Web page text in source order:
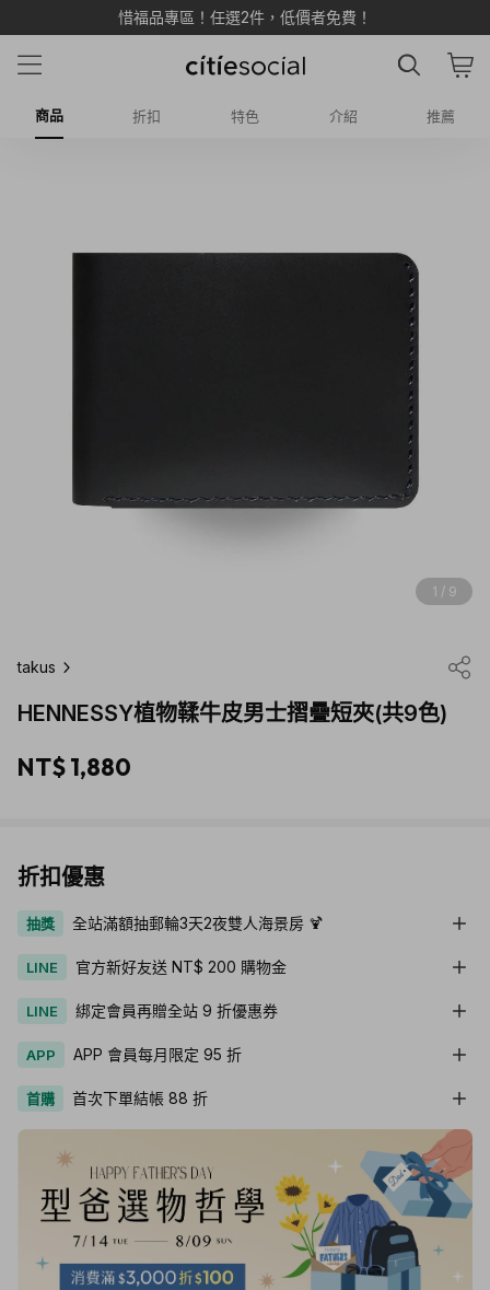
惜福品專區！任選2件，低價者免費！
商品 折扣 特色 介紹 推薦
1 / 9
takus
HENNESSY植物鞣牛皮男士摺疊短夾(共9色)
NT$ 1,880
折扣優惠
抽獎 全站滿額抽郵輪3天2夜雙人海景房 🍹
LINE 官方新好友送 NT$ 200 購物金
LINE 綁定會員再贈全站 9 折優惠券
APP APP 會員每月限定 95 折
首購 首次下單結帳 88 折